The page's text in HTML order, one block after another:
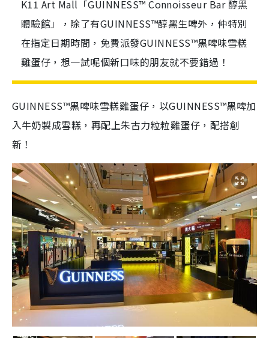
K11 Art Mall「GUINNESS™ Connoisseur Bar 醇黑
體驗館」，除了有GUINNESS™醇黑生啤外，仲特別
在指定日期時間，免費派發GUINNESS™黑啤味雪糕
雞蛋仔，想一試呢個新口味的朋友就不要錯過！
GUINNESS™黑啤味雪糕雞蛋仔，以GUINNESS™黑啤加
入牛奶製成雪糕，再配上朱古力粒粒雞蛋仔，配搭創
新！